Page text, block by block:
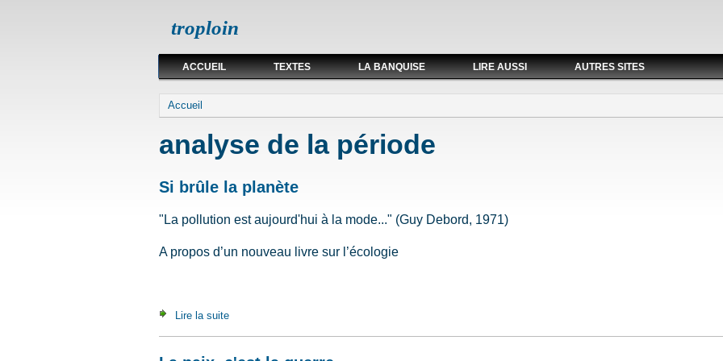
troploin
ACCUEIL TEXTES LA BANQUISE LIRE AUSSI AUTRES SITES
Vous êtes ici
Accueil
analyse de la période
Si brûle la planète
"La pollution est aujourd'hui à la mode..." (Guy Debord, 1971)
A propos d’un nouveau livre sur l’écologie
Lire la suite